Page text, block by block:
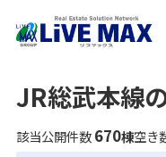
JR総武本線
該当公開件数670棟空き